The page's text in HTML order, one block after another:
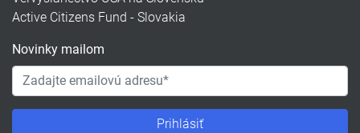
Active Citizens Fund - Slovakia
Novinky mailom